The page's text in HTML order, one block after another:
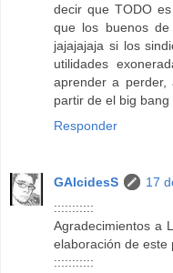
decir que TODO
que los buenos
jajajajaja si los
utilidades
aprender a
partir de el big bang
Responder
GAlcidesS
17
:::::::::::
Agradecimientos a
elaboración de este
:::::::::::